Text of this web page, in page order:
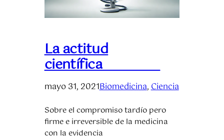
La actitud
científica
mayo 31, 2021Biomedicina, Ciencia
Sobre el compromiso tardío pero
firme e irreversible de la medicina
con la evidencia